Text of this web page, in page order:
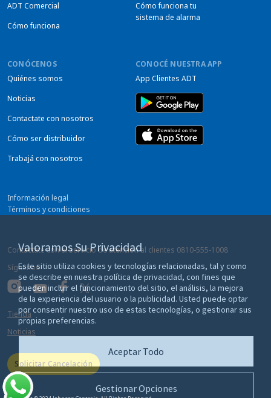
ADT Comercial
Cómo funciona
Cómo funciona tu
sistema de alarma
CONÓCENOS
Quiénes somos
Noticias
Contactate con nosotros
Cómo ser distribuidor
Trabajá con nosotros
CONOCÉ NUESTRA APP
App Clientes ADT
Información legal
Términos y condiciones
Valoramos Su Privacidad
Este sitio utiliza cookies y tecnologías relacionadas, tal y como
se describe en nuestra política de privacidad, con fines que
pueden incluir el funcionamiento del sitio, el análisis, la mejora
de la experiencia del usuario o la publicidad. Usted puede optar
por consentir nuestro uso de estas tecnologías, o gestionar sus
propias preferencias.
Gestionar Opciones
Aceptar Todo
Contactate con el servicio de atención al clientes 0810-555-1008
Síguenos
Tienda
Noticias
Solicitar Cancelación